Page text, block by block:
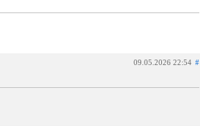
09.05.2026 22:54 #